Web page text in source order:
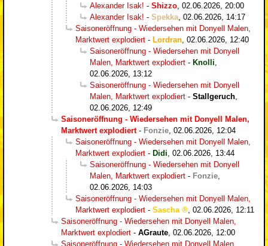
Alexander Isak! - Shizzo, 02.06.2026, 20:00
Alexander Isak! - Spekka, 02.06.2026, 14:17
Saisoneröffnung - Wiedersehen mit Donyell Malen,
Marktwert explodiert - Lordran, 02.06.2026, 12:40
Saisoneröffnung - Wiedersehen mit Donyell
Malen, Marktwert explodiert - Knolli,
02.06.2026, 13:12
Saisoneröffnung - Wiedersehen mit Donyell
Malen, Marktwert explodiert - Stallgeruch,
02.06.2026, 12:49
Saisoneröffnung - Wiedersehen mit Donyell Malen,
Marktwert explodiert- Fonzie, 02.06.2026, 12:04
Saisoneröffnung - Wiedersehen mit Donyell Malen,
Marktwert explodiert - Didi, 02.06.2026, 13:44
Saisoneröffnung - Wiedersehen mit Donyell
Malen, Marktwert explodiert - Fonzie,
02.06.2026, 14:03
Saisoneröffnung - Wiedersehen mit Donyell Malen,
Marktwert explodiert - Sascha , 02.06.2026, 12:11
Saisoneröffnung - Wiedersehen mit Donyell Malen,
Marktwert explodiert - AGraute, 02.06.2026, 12:00
Saisoneröffnung - Wiedersehen mit Donyell Malen,